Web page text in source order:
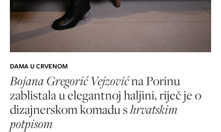
DAMA U CRVENOM
Bojana Gregorić Vejzovićna Porinu
zablistala u elegantnoj haljini, riječ je o
dizajnerskom komadu shrvatskim
potpisom